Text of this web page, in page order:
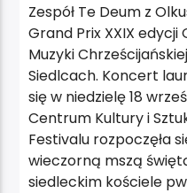
Zespół Te Deum z
Grand Prix XXIX
Muzyki
Siedlcach. Koncert
się w niedzielę 18
Centrum Kultury i
Festivalu rozpoczęła
wieczorną mszą
siedleckim kościele